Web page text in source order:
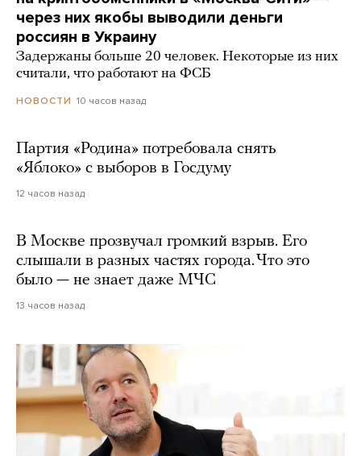
через них якобы выводили деньги
россиян в Украину
Задержаны больше 20 человек. Некоторые из них
считали, что работают на ФСБ
НОВОСТИ 10 часов назад
Партия «Родина» потребовала снять
«Яблоко» с выборов в Госдуму
12 часов назад
В Москве прозвучал громкий взрыв. Его
слышали в разных частях города. Что это
было — не знает даже МЧС
13 часов назад